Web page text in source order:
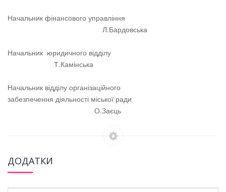
Начальник фінансового управління
Л.Бардовська
Начальник юридичного відділу
Т.Камінська
Начальник відділу організаційного
забезпечення діяльності міської ради
О.Заєць
ДОДАТКИ